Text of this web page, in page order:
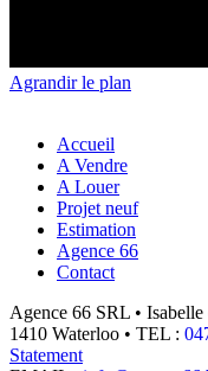
Agrandir le plan
Accueil
A Vendre
A Louer
Projet neuf
Estimation
Agence 66
Contact
Agence 66 SRL •
1410 Waterloo • TEL :
Statement